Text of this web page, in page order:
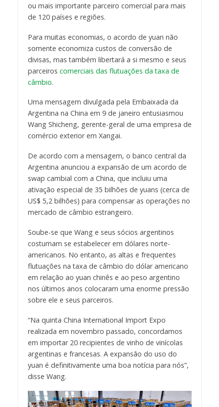
ou mais importante parceiro comercial para mais
de 120 países e regiões.
Para muitas economias, o acordo de yuan não
somente economiza custos de conversão de
divisas, mas também libertará a si mesmo e seus
parceiros comerciais das flutuações da taxa de
câmbio.
Uma mensagem divulgada pela Embaixada da
Argentina na China em 9 de janeiro entusiasmou
Wang Shicheng, gerente-geral de uma empresa de
comércio exterior em Xangai.
De acordo com a mensagem, o banco central da
Argentina anunciou a expansão de um acordo de
swap cambial com a China, que incluiu uma
ativação especial de 35 bilhões de yuans (cerca de
US$ 5,2 bilhões) para compensar as operações no
mercado de câmbio estrangeiro.
Soube-se que Wang e seus sócios argentinos
costumam se estabelecer em dólares norte-
americanos. No entanto, as altas e frequentes
flutuações na taxa de câmbio do dólar americano
em relação ao yuan chinês e ao peso argentino
nos últimos anos colocaram uma enorme pressão
sobre ele e seus parceiros.
“Na quinta China International Import Expo
realizada em novembro passado, concordamos
em importar 20 recipientes de vinho de vinícolas
argentinas e francesas. A expansão do uso do
yuan é definitivamente uma boa notícia para nós”,
disse Wang.